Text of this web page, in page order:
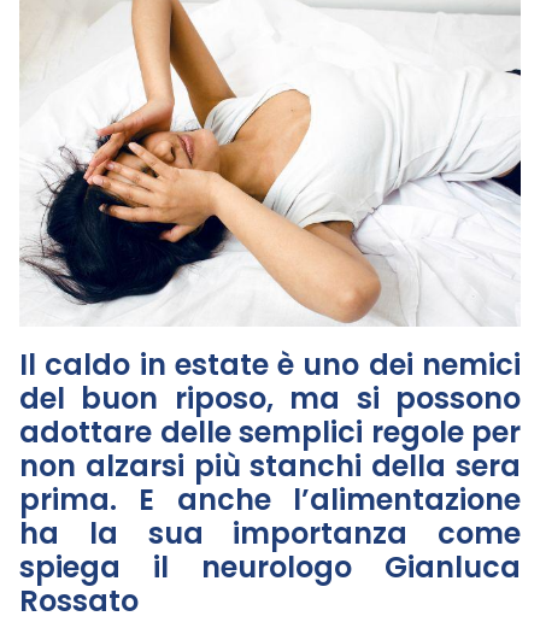
Il caldo in estate è uno dei nemici
del buon riposo, ma si possono
adottare delle semplici regole per
non alzarsi più stanchi della sera
prima. E anche l’alimentazione
ha la sua importanza come
spiega il neurologo Gianluca
Rossato